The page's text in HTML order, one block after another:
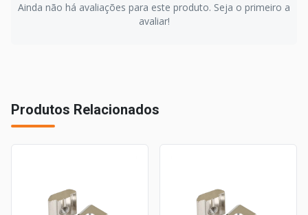
Ainda não há avaliações para este produto. Seja o primeiro a
avaliar!
Produtos Relacionados